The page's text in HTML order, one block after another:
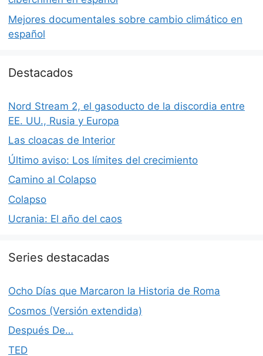
Mejores documentales sobre cambio climático en
español
Destacados
Nord Stream 2, el gasoducto de la discordia entre
EE. UU., Rusia y Europa
Las cloacas de Interior
Último aviso: Los límites del crecimiento
Camino al Colapso
Colapso
Ucrania: El año del caos
Series destacadas
Ocho Días que Marcaron la Historia de Roma
Cosmos (Versión extendida)
Después De…
TED